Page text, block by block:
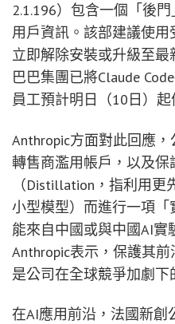
2.1.196）包含一個「後
用戶資訊。該部建議使
立即解除安裝或升級至
巴巴集團已將Claude
員工預計明日（10日）起
Anthropic方面對此回應
轉售商濫用帳戶，以及保
（Distillation，指利用
小型模型）而進行一項
能來自中國或與中國AI實
Anthropic表示，保護其
是公司在全球競爭加劇下
在AI應用前沿，法國新創